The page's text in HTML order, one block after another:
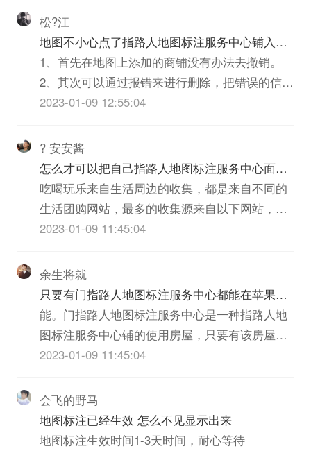
的途经点，将鼠标拖动至您想要经过的道路并松
开，更新的驾车方案将经过您选择的道路。问题
三：手机地图...
松?江
地图不小心点了指路人地图标注服务中心铺入驻
怎么办
1、首先在地图上添加的商铺没有办法去撤销。
2、其次可以通过报错来进行删除，把错误的信息
上报给地图官方。3、最后进行核实删除已经不存
2023-01-09 12:55:04
? 安安酱
怎么才可以把自己指路人地图标注服务中心面增
加到吃喝玩乐上
吃喝玩乐来自生活周边的收集，都是来自不同的
生活团购网站，最多的收集源来自以下网站，拉
手网，团购网，（美团，大众点评，以及地图标
注服务中心铺，一般在审核后第三个工作日网站
信息收录更新后即可搜索到，要提供知名度还是
要多个网站去做同时多做活...
2023-01-09 11:45:04
余生将就
只要有门指路人地图标注服务中心都能在苹果地
图搜到吗
能。门指路人地图标注服务中心是一种指路人地
图标注服务中心铺的使用房屋，只要有该房屋都
能在苹果地图搜到。地图是遵循相应的数学法则
的概括并用系统表示在一定载体上的图形。
2023-01-09 11:45:04
会飞的野马
地图标注已经生效 怎么不见显示出来
地图标注生效时间1-3天时间，耐心等待